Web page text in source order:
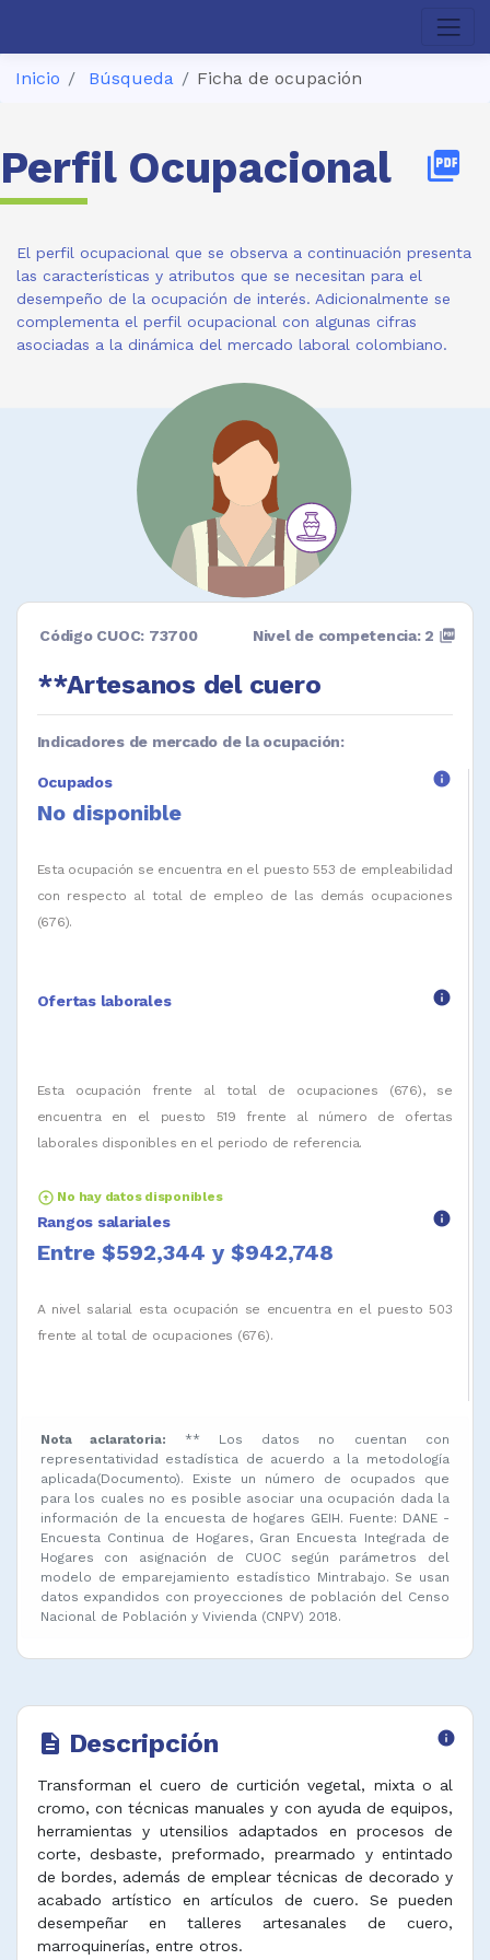
Inicio Búsqueda Ficha de ocupación
Perfil Ocupacional picture_as_pdf
El perfil ocupacional que se observa a continuación presenta
las características y atributos que se necesitan para el
desempeño de la ocupación de interés. Adicionalmente se
complementa el perfil ocupacional con algunas cifras
asociadas a la dinámica del mercado laboral colombiano.
Código CUOC: 73700
**Artesanos del cuero
Nivel de competencia: 2 picture_as_pdf
Indicadores de mercado de la ocupación:
Ocupados info
No disponible
Esta ocupación se encuentra en el puesto 553 de empleabilidad
con respecto al total de empleo de las demás ocupaciones
(676).
Ofertas laborales info
Esta ocupación frente al total de ocupaciones (676), se
encuentra en el puesto 519 frente al número de ofertas
laborales disponibles en el periodo de referencia.
arrow_circle_up No hay datos disponibles
Rangos salariales info
Entre $592,344 y $942,748
A nivel salarial esta ocupación se encuentra en el puesto 503
frente al total de ocupaciones (676).
Nota aclaratoria:
** Los datos no cuentan con
representatividad estadística de acuerdo a la metodología
aplicada(Documento). Existe un número de ocupados que
para los cuales no es posible asociar una ocupación dada la
información de la encuesta de hogares GEIH. Fuente: DANE -
Encuesta Continua de Hogares, Gran Encuesta Integrada de
Hogares con asignación de CUOC según parámetros del
modelo de emparejamiento estadístico Mintrabajo. Se usan
datos expandidos con proyecciones de población del Censo
Nacional de Población y Vivienda (CNPV) 2018.
description Descripción info
Transforman el cuero de curtición vegetal, mixta o al
cromo, con técnicas manuales y con ayuda de equipos,
herramientas y utensilios adaptados en procesos de
corte, desbaste, preformado, prearmado y entintado
de bordes, además de emplear técnicas de decorado y
acabado artístico en artículos de cuero. Se pueden
desempeñar en talleres artesanales de cuero,
marroquinerías, entre otros.